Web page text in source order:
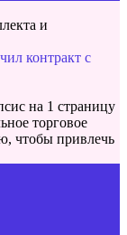
и
контракт с
на 1 страницу
торговое
чтобы привлечь